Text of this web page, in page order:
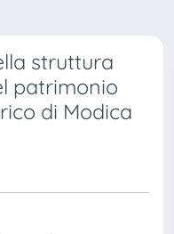
struttura
patrimonio
di Modica